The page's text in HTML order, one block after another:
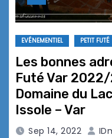
EVÉNEMENTIEL PETIT FUTÉ
Les bonnes
Futé Var 2022/
Domaine du
Issole – Var
Sep 14, 2022